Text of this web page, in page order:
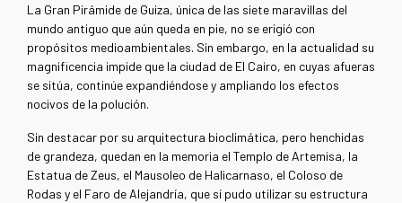
La Gran Pirámide de Guiza, única de las siete maravillas del
mundo antiguo que aún queda en pie, no se erigió con
propósitos medioambientales. Sin embargo, en la actualidad su
magnificencia impide que la ciudad de El Cairo, en cuyas afueras
se sitúa, continúe expandiéndose y ampliando los efectos
nocivos de la polución.
Sin destacar por su arquitectura bioclimática, pero henchidas
de grandeza, quedan en la memoria el Templo de Artemisa, la
Estatua de Zeus, el Mausoleo de Halicarnaso, el Coloso de
Rodas y el Faro de Alejandría, que sí pudo utilizar su estructura